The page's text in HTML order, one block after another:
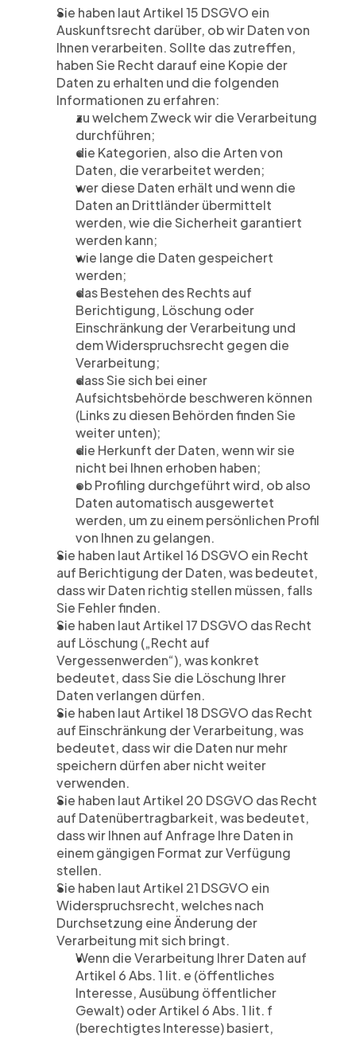
Sie haben laut Artikel 15 DSGVO ein
Auskunftsrecht darüber, ob wir Daten von
Ihnen verarbeiten. Sollte das zutreffen,
haben Sie Recht darauf eine Kopie der
Daten zu erhalten und die folgenden
Informationen zu erfahren:
zu welchem Zweck wir die Verarbeitung
durchführen;
die Kategorien, also die Arten von
Daten, die verarbeitet werden;
wer diese Daten erhält und wenn die
Daten an Drittländer übermittelt
werden, wie die Sicherheit garantiert
werden kann;
wie lange die Daten gespeichert
werden;
das Bestehen des Rechts auf
Berichtigung, Löschung oder
Einschränkung der Verarbeitung und
dem Widerspruchsrecht gegen die
Verarbeitung;
dass Sie sich bei einer
Aufsichtsbehörde beschweren können
(Links zu diesen Behörden finden Sie
weiter unten);
die Herkunft der Daten, wenn wir sie
nicht bei Ihnen erhoben haben;
ob Profiling durchgeführt wird, ob also
Daten automatisch ausgewertet
werden, um zu einem persönlichen Profil
von Ihnen zu gelangen.
Sie haben laut Artikel 16 DSGVO ein Recht
auf Berichtigung der Daten, was bedeutet,
dass wir Daten richtig stellen müssen, falls
Sie Fehler finden.
Sie haben laut Artikel 17 DSGVO das Recht
auf Löschung („Recht auf
Vergessenwerden“), was konkret
bedeutet, dass Sie die Löschung Ihrer
Daten verlangen dürfen.
Sie haben laut Artikel 18 DSGVO das Recht
auf Einschränkung der Verarbeitung, was
bedeutet, dass wir die Daten nur mehr
speichern dürfen aber nicht weiter
verwenden.
Sie haben laut Artikel 20 DSGVO das Recht
auf Datenübertragbarkeit, was bedeutet,
dass wir Ihnen auf Anfrage Ihre Daten in
einem gängigen Format zur Verfügung
stellen.
Sie haben laut Artikel 21 DSGVO ein
Widerspruchsrecht, welches nach
Durchsetzung eine Änderung der
Verarbeitung mit sich bringt.
Wenn die Verarbeitung Ihrer Daten auf
Artikel 6 Abs. 1 lit. e (öffentliches
Interesse, Ausübung öffentlicher
Gewalt) oder Artikel 6 Abs. 1 lit. f
(berechtigtes Interesse) basiert,